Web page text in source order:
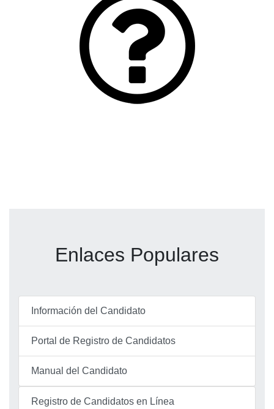
Enlaces Populares
Información del Candidato
Portal de Registro de Candidatos
Manual del Candidato
Registro de Candidatos en Línea